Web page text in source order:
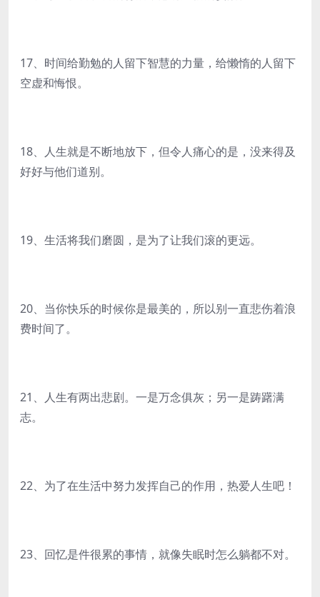
17、时间给勤勉的人留下智慧的力量，给懒惰的人留下
空虚和悔恨。
18、人生就是不断地放下，但令人痛心的是，没来得及
好好与他们道别。
19、生活将我们磨圆，是为了让我们滚的更远。
20、当你快乐的时候你是最美的，所以别一直悲伤着浪
费时间了。
21、人生有两出悲剧。一是万念俱灰；另一是踌躇满
志。
22、为了在生活中努力发挥自己的作用，热爱人生吧！
23、回忆是件很累的事情，就像失眠时怎么躺都不对。